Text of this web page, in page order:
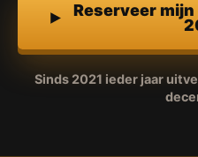
Reserveer
Sinds 2021 ieder jaar